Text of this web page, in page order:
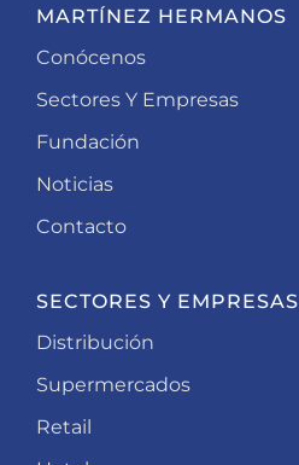
MARTÍNEZ HERMANOS
Conócenos
Sectores Y Empresas
Fundación
Noticias
Contacto
SECTORES Y EMPRESAS
Distribución
Supermercados
Retail